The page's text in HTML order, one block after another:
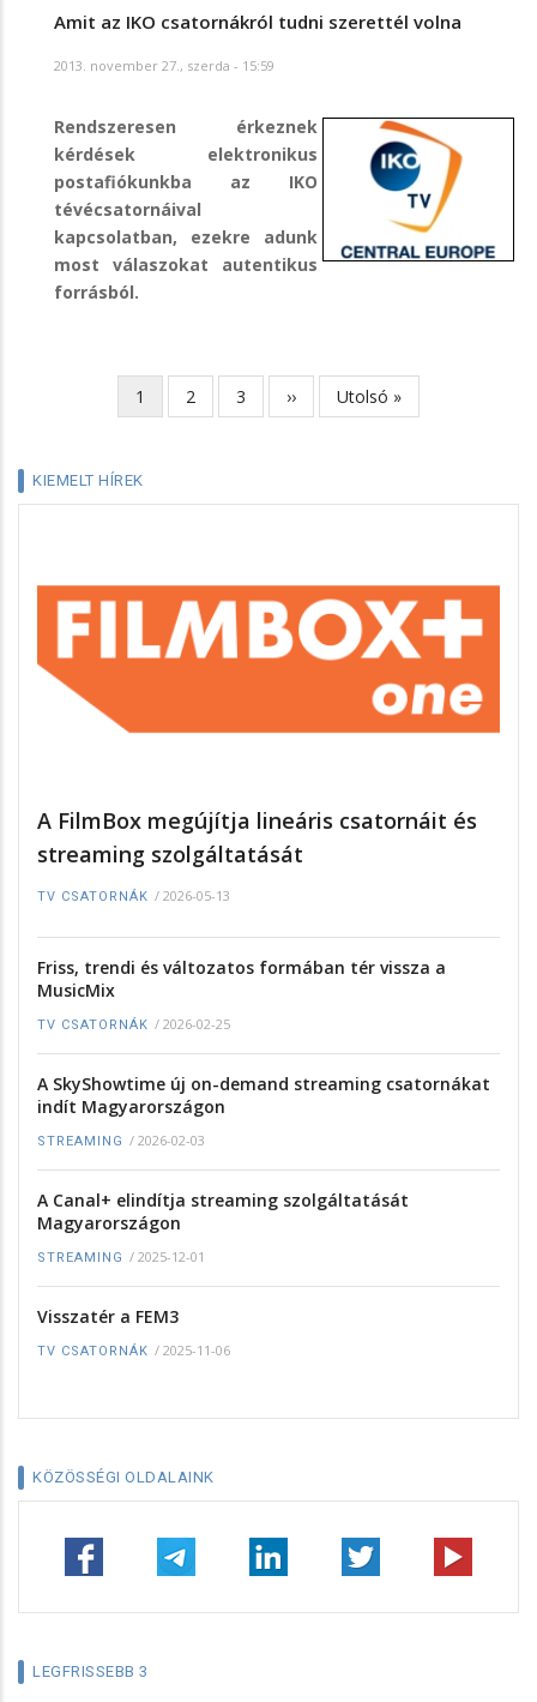
Amit az IKO csatornákról tudni szerettél volna
2013. november 27., szerda - 15:59
Rendszeresen érkeznek
kérdések elektronikus
postafiókunkba az IKO
tévécsatornáival
kapcsolatban, ezekre adunk
most válaszokat autentikus
forrásból.
OldalszámozásJelenlegi
oldal
1 Page
2 Page
3
Következő
oldal
››
Utolsó
oldal
Utolsó »
KIEMELT HÍREK
A FilmBox megújítja lineáris csatornáit és
streaming szolgáltatását
TV CSATORNÁK / 2026-05-13
Friss, trendi és változatos formában tér vissza a
MusicMix
TV CSATORNÁK / 2026-02-25
A SkyShowtime új on-demand streaming csatornákat
indít Magyarországon
STREAMING / 2026-02-03
A Canal+ elindítja streaming szolgáltatását
Magyarországon
STREAMING / 2025-12-01
Visszatér a FEM3
TV CSATORNÁK / 2025-11-06
KÖZÖSSÉGI OLDALAINK
LEGFRISSEBB 3